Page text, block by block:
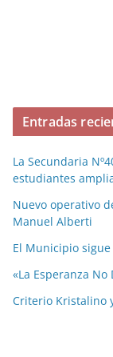
Entradas
La Secundaria
estudiantes
Nuevo operativo
Manuel Alberti
El Municipio
«La Esperanza No
Criterio Kristalino